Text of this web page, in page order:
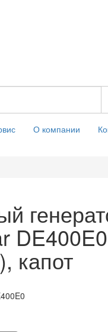
О компании
DE400E0
капот